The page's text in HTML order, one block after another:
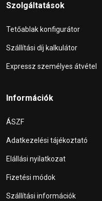
Szolgáltatások
Tetőablak konfigurátor
Szállítási díj kalkulátor
Expressz személyes átvétel
Információk
ÁSZF
Adatkezelési tájékoztató
Elállási nyilatkozat
Fizetési módok
Szállítási információk